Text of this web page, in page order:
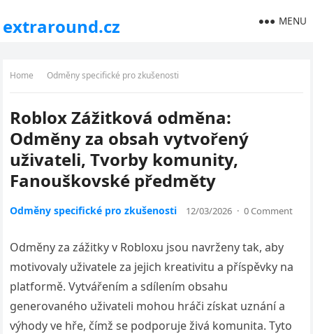
extraround.cz MENU
Home Odměny specifické pro zkušenosti
Roblox Zážitková odměna:
Odměny za obsah vytvořený
uživateli, Tvorby komunity,
Fanouškovské předměty
Odměny specifické pro zkušenosti 12/03/2026 · 0 Comment
Odměny za zážitky v Robloxu jsou navrženy tak, aby
motivovaly uživatele za jejich kreativitu a příspěvky na
platformě. Vytvářením a sdílením obsahu
generovaného uživateli mohou hráči získat uznání a
výhody ve hře, čímž se podporuje živá komunita. Tyto